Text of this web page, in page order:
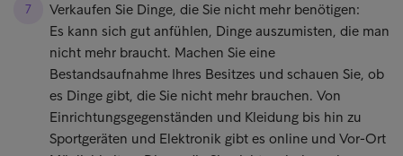
Verkaufen Sie Dinge, die Sie nicht mehr benötigen:
Es kann sich gut anfühlen, Dinge auszumisten, die man
nicht mehr braucht. Machen Sie eine
Bestandsaufnahme Ihres Besitzes und schauen Sie, ob
es Dinge gibt, die Sie nicht mehr brauchen. Von
Einrichtungsgegenständen und Kleidung bis hin zu
Sportgeräten und Elektronik gibt es online und Vor-Ort